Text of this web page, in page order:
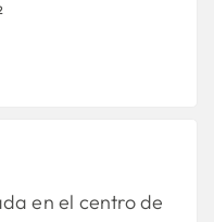
en el centro de